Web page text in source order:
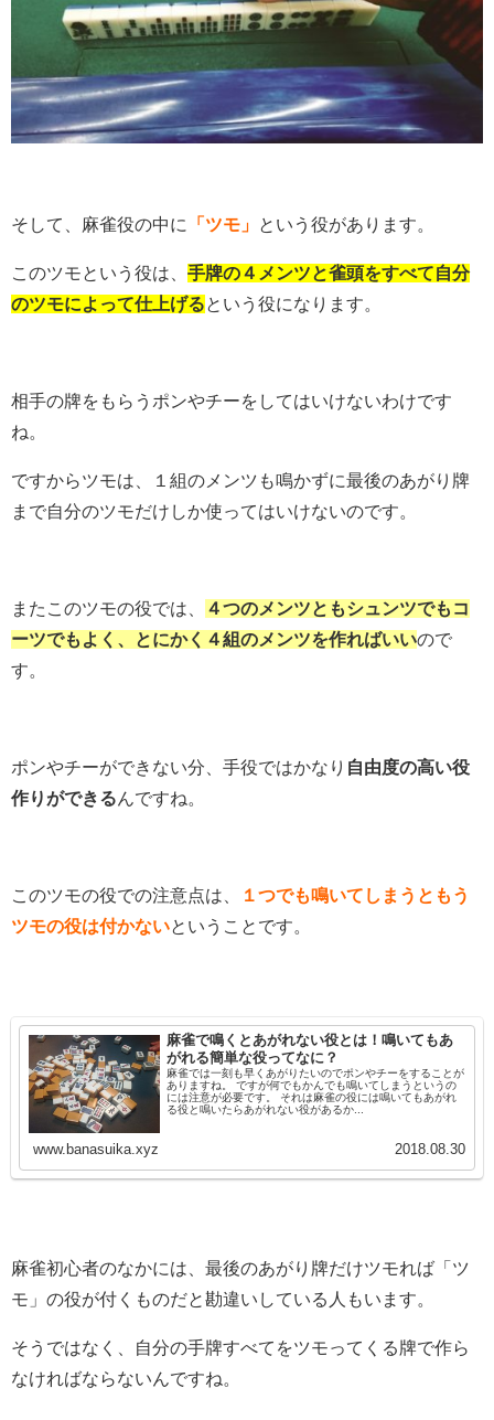
そして、麻雀役の中に 「ツモ」 という役があります。
このツモという役は、 手牌の４メンツと雀頭をすべて自分
のツモによって仕上げるという役になります。
相手の牌をもらうポンやチーをしてはいけないわけです
ね。
ですからツモは、１組のメンツも鳴かずに最後のあがり牌
まで自分のツモだけしか使ってはいけないのです。
またこのツモの役では、
４つのメンツともシュンツでもコ
ーツでもよく、とにかく４組のメンツを作ればいいので
す。
ポンやチーができない分、手役ではかなり 自由度の高い役
作りができるんですね。
このツモの役での注意点は、
１つでも鳴いてしまうともう
ツモの役は付かないということです。
麻雀で鳴くとあがれない役とは！鳴いてもあ
がれる簡単な役ってなに？
麻雀では一刻も早くあがりたいのでポンやチーをすることが
ありますね。 ですが何でもかんでも鳴いてしまうというの
には注意が必要です。 それは麻雀の役には鳴いてもあがれ
る役と鳴いたらあがれない役があるか...
www.banasuika.xyz 2018.08.30
麻雀初心者のなかには、最後のあがり牌だけツモれば「ツ
モ」の役が付くものだと勘違いしている人もいます。
そうではなく、自分の手牌すべてをツモってくる牌で作ら
なければならないんですね。